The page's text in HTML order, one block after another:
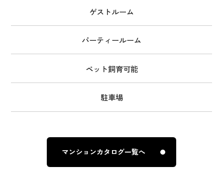
ゲストルーム
パーティールーム
ペット飼育可能
駐車場
マンションカタログ一覧へ